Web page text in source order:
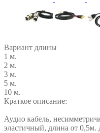
Вариант длины
1 м.
2 м.
3 м.
5 м.
10 м.
Краткое описание:
Аудио кабель,
эластичный, длина от 0,5м.